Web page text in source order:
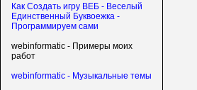
Как Создать игру ВЕБ - Веселый
Единственный Буквоежка -
Программируем сами
webinformatic - Примеры моих
работ
webinformatic - Музыкальные темы